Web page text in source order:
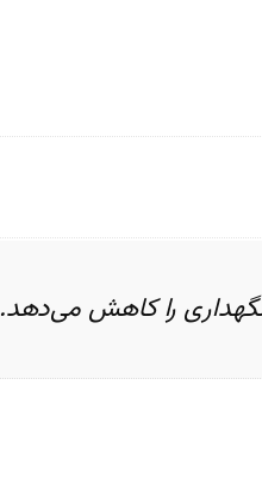
نگهداری را کاهش می‌دهد.